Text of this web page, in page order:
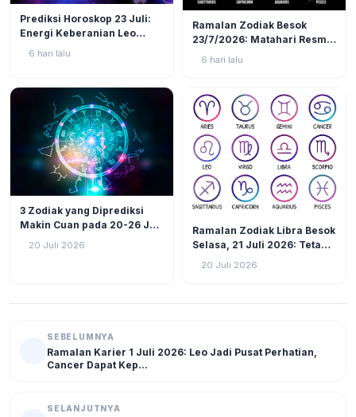
Prediksi Horoskop 23 Juli:
Energi Keberanian Leo
6 hari lalu
Ramalan Zodiak Besok
23/7/2026: Matahari Resmi
6 hari lalu
3 Zodiak yang Diprediksi
Makin Cuan pada 20-26 Juli
2026: Virgo Berani Ambil
20 Juli 2026
Ramalan Zodiak Libra Besok
Selasa, 21 Juli 2026: Tetap
Fokus Hadapi Tantangan,
20 Juli 2026
SEBELUMNYA
Ramalan Karier 1 Juli 2026: Leo Jadi Pusat Perhatian,
Cancer Dapat Kep...
SELANJUTNYA